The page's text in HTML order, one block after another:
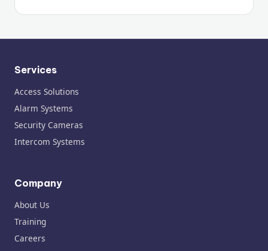
Services
Access Solutions
Alarm Systems
Security Cameras
Intercom Systems
Company
About Us
Training
Careers